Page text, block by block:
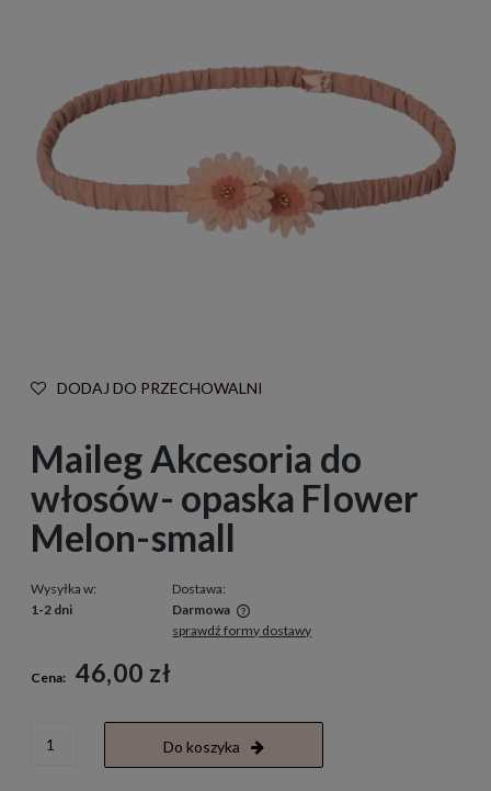
DODAJ DO PRZECHOWALNI
Maileg Akcesoria do
włosów- opaska Flower
Melon-small
Wysyłka w:
1-2 dni
Dostawa:
Darmowa
Cena nie zawiera ewentualnych kosztów płatności
sprawdź formy dostawy
Cena: 46,00 zł
Do koszyka